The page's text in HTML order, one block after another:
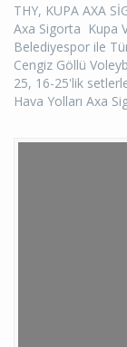
THY, KUPA AXA
Axa Sigorta Kupa
Belediyespor ile
Cengiz Göllü
25, 16-25'lik
Hava Yolları Axa